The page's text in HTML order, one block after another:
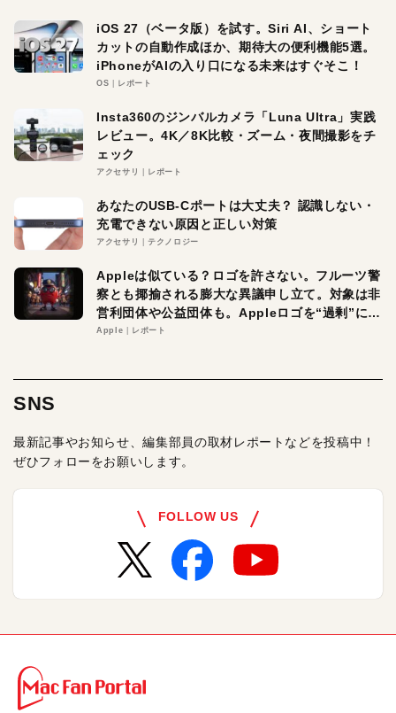
iOS 27（ベータ版）を試す。Siri AI、ショート
カットの自動作成ほか、期待大の便利機能5選。
iPhoneがAIの入り口になる未来はすぐそこ！
OS レポート
Insta360のジンバルカメラ「Luna Ultra」実践
レビュー。4K／8K比較・ズーム・夜間撮影をチ
ェック
アクセサリ レポート
あなたのUSB-Cポートは大丈夫？ 認識しない・
充電できない原因と正しい対策
アクセサリ テクノロジー
Appleは似ている？ロゴを許さない。フルーツ警
察とも揶揄される膨大な異議申し立て。対象は非
営利団体や公益団体も。Appleロゴを“過剰”に守
る理由とは
Apple レポート
SNS
最新記事やお知らせ、編集部員の取材レポートなどを投稿中！
ぜひフォローをお願いします。
FOLLOW US